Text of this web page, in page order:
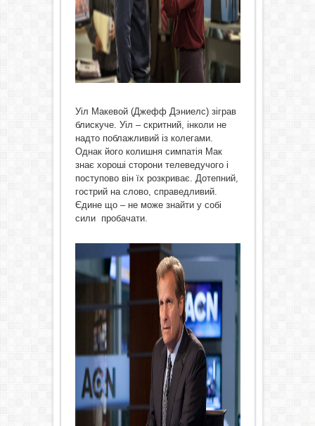
Уіл Макевой (Джефф Дэниелс) зіграв
блискуче. Уіл – скритний, інколи не
надто поблажливий із колегами.
Однак його колишня симпатія Мак
знає хороші сторони телеведучого і
поступово він їх розкриває. Дотепний,
гострий на слово, справедливий.
Єдине що – не може знайти у собі
сили пробачати.